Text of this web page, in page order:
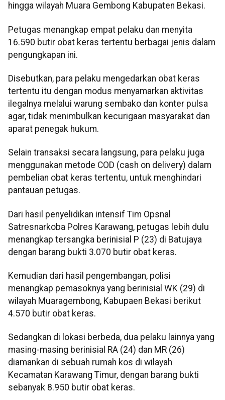
hingga wilayah Muara Gembong Kabupaten Bekasi.
Petugas menangkap empat pelaku dan menyita
16.590 butir obat keras tertentu berbagai jenis dalam
pengungkapan ini.
Disebutkan, para pelaku mengedarkan obat keras
tertentu itu dengan modus menyamarkan aktivitas
ilegalnya melalui warung sembako dan konter pulsa
agar, tidak menimbulkan kecurigaan masyarakat dan
aparat penegak hukum.
Selain transaksi secara langsung, para pelaku juga
menggunakan metode COD (cash on delivery) dalam
pembelian obat keras tertentu, untuk menghindari
pantauan petugas.
Dari hasil penyelidikan intensif Tim Opsnal
Satresnarkoba Polres Karawang, petugas lebih dulu
menangkap tersangka berinisial P (23) di Batujaya
dengan barang bukti 3.070 butir obat keras.
Kemudian dari hasil pengembangan, polisi
menangkap pemasoknya yang berinisial WK (29) di
wilayah Muaragembong, Kabupaen Bekasi berikut
4.570 butir obat keras.
Sedangkan di lokasi berbeda, dua pelaku lainnya yang
masing-masing berinisial RA (24) dan MR (26)
diamankan di sebuah rumah kos di wilayah
Kecamatan Karawang Timur, dengan barang bukti
sebanyak 8.950 butir obat keras.